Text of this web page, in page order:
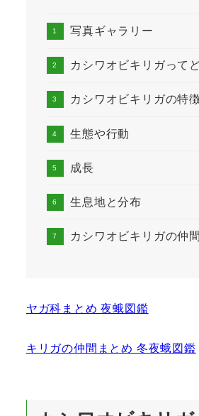
写真ギャラリー
カシワオビキリガって
カシワオビキリガの特
生態や行動
成長
生息地と分布
カシワオビキリガの仲
ヤガ科まとめ 夜蛾図鑑
キリガの仲間まとめ 冬夜蛾図鑑